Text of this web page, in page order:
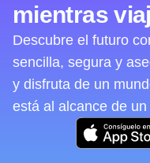
mientras
Descubre el futuro
sencilla, segura y
y disfruta de un
está al alcance de un